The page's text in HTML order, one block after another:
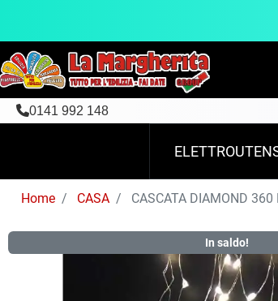
0141 992 148
Home CASA CASCATA DIAMOND 360
In saldo!